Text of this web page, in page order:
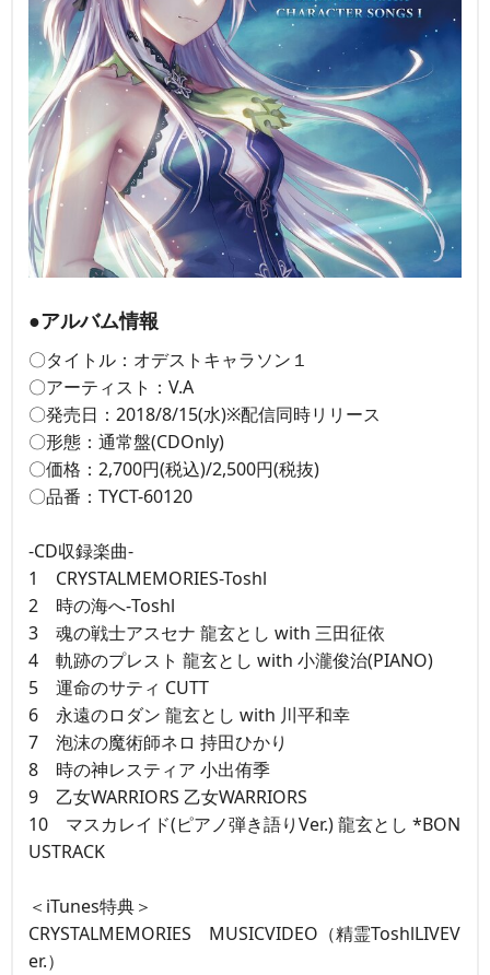
●アルバム情報
〇タイトル：オデストキャラソン１
〇アーティスト：V.A
〇発売日：2018/8/15(水)※配信同時リリース
〇形態：通常盤(CDOnly)
〇価格：2,700円(税込)/2,500円(税抜)
〇品番：TYCT-60120
-CD収録楽曲-
1 CRYSTALMEMORIES-Toshl
2 時の海へ-Toshl
3 魂の戦士アスセナ 龍玄とし with 三田征依
4 軌跡のプレスト 龍玄とし with 小瀧俊治(PIANO)
5 運命のサティ CUTT
6 永遠のロダン 龍玄とし with 川平和幸
7 泡沫の魔術師ネロ 持田ひかり
8 時の神レスティア 小出侑季
9 乙女WARRIORS 乙女WARRIORS
10 マスカレイド(ピアノ弾き語りVer.) 龍玄とし *BON
USTRACK
＜iTunes特典＞
CRYSTALMEMORIES MUSICVIDEO（精霊ToshlLIVEV
er.）